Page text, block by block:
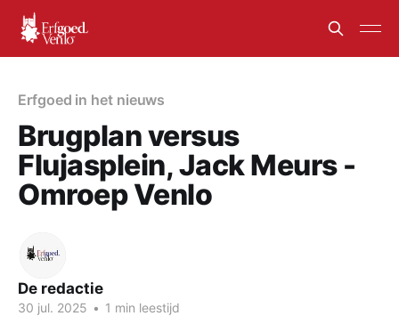
Erfgoed in het nieuws
Brugplan versus
Flujasplein, Jack Meurs -
Omroep Venlo
De redactie
30 jul. 2025 • 1 min leestijd